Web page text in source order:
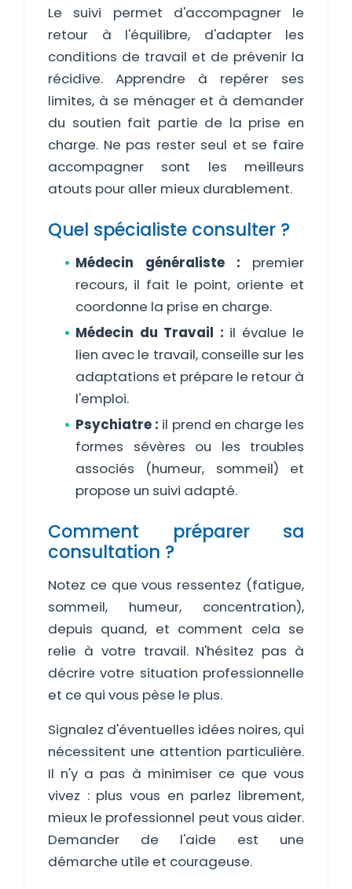
Le suivi permet d'accompagner le
retour à l'équilibre, d'adapter les
conditions de travail et de prévenir la
récidive. Apprendre à repérer ses
limites, à se ménager et à demander
du soutien fait partie de la prise en
charge. Ne pas rester seul et se faire
accompagner sont les meilleurs
atouts pour aller mieux durablement.
Quel spécialiste consulter ?
Médecin généraliste : premier
recours, il fait le point, oriente et
coordonne la prise en charge.
Médecin du Travail : il évalue le
lien avec le travail, conseille sur les
adaptations et prépare le retour à
l'emploi.
Psychiatre : il prend en charge les
formes sévères ou les troubles
associés (humeur, sommeil) et
propose un suivi adapté.
Comment préparer sa
consultation ?
Notez ce que vous ressentez (fatigue,
sommeil, humeur, concentration),
depuis quand, et comment cela se
relie à votre travail. N'hésitez pas à
décrire votre situation professionnelle
et ce qui vous pèse le plus.
Signalez d'éventuelles idées noires, qui
nécessitent une attention particulière.
Il n'y a pas à minimiser ce que vous
vivez : plus vous en parlez librement,
mieux le professionnel peut vous aider.
Demander de l'aide est une
démarche utile et courageuse.